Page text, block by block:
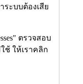
ระบบต้องเสีย
ตรวจสอบ
ช้ ให้เราคลิก